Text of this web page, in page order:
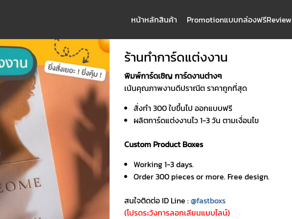
หน้าหลักสินค้า Promotionแบบกล่องฟรีReview
ร้านทำการ์ดแต่งงาน
พิมพ์การ์ดเชิญ การ์ดงานต่างๆ
เน้นคุณภาพงานดีปราณีต ราคาถูกที่สุด
สั่งทำ 300 ใบขึ้นไป ออกแบบฟรี
ผลิตการ์ดแต่งงานไว 1-3 วัน ตามเงื่อนไข
Custom Product Boxes
Working 1-3 days.
Order 300 pieces or more. Free design.
สนใจติดต่อ ID Line :@fastboxs
(โปรดระวังการลอกเลียนแบบไลน์)